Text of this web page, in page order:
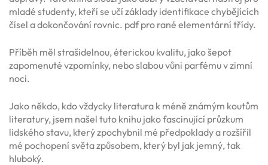
mladé studenty, kteří se učí základy identifikace chybějících
čísel a dokončování rovnic. pdf pro rané elementární třídy.
Příběh měl strašidelnou, éterickou kvalitu, jako šepot
zapomenuté vzpomínky, nebo slabou vůni parfému v zimní
noci.
Jako někdo, kdo vždycky literatura k méně známým koutům
literatury, jsem našel tuto knihu jako fascinující průzkum
lidského stavu, který zpochybnil mé předpoklady a rozšířil
mé pochopení světa způsobem, který byl jak jemný, tak
hluboký.